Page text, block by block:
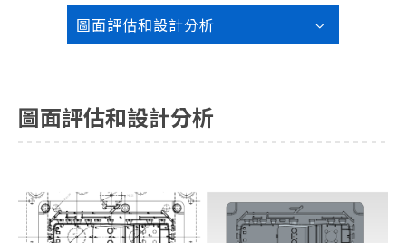
圖面評估和設計分析
圖面評估和設計分析